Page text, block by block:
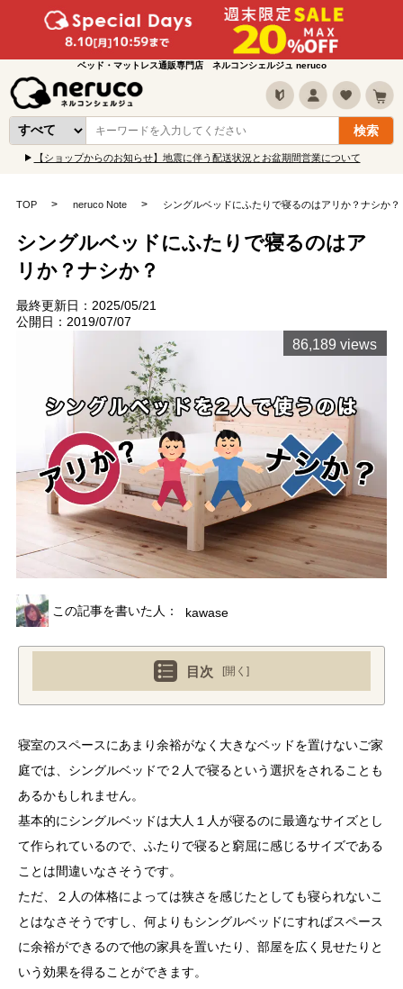
ベッド・マットレス通販専門店 ネルコンシェルジュ neruco
【ショップからのお知らせ】地震に伴う配送状況とお盆期間営業について
TOP neruco Note シングルベッドにふたりで寝るのはアリか？ナシか？
シングルベッドにふたりで寝るのはア
リか？ナシか？
最終更新日：2025/05/21
公開日：2019/07/07
86,189 views
この記事を書いた人： kawase
目次 [開く]
寝室のスペースにあまり余裕がなく大きなベッドを置けないご家
庭では、シングルベッドで２人で寝るという選択をされることも
あるかもしれません。
基本的にシングルベッドは大人１人が寝るのに最適なサイズとし
て作られているので、ふたりで寝ると窮屈に感じるサイズである
ことは間違いなさそうです。
ただ、２人の体格によっては狭さを感じたとしても寝られないこ
とはなさそうですし、何よりもシングルベッドにすればスペース
に余裕ができるので他の家具を置いたり、部屋を広く見せたりと
いう効果を得ることができます。